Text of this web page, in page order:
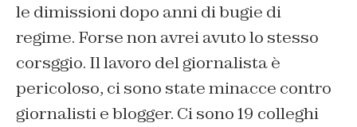
le dimissioni dopo anni di bugie di
regime. Forse non avrei avuto lo stesso
corsggio. Il lavoro del giornalista è
pericoloso, ci sono state minacce contro
giornalisti e blogger. Ci sono 19 colleghi